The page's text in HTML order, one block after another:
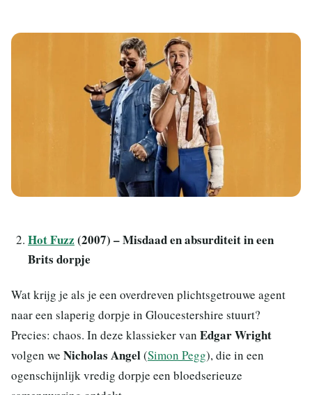
Hot Fuzz (2007) – Misdaad en absurditeit in een
Brits dorpje
Wat krijg je als je een overdreven plichtsgetrouwe agent
naar een slaperig dorpje in Gloucestershire stuurt?
Precies: chaos. In deze klassieker van Edgar Wright
volgen we Nicholas Angel(Simon Pegg), die in een
ogenschijnlijk vredig dorpje een bloedserieuze